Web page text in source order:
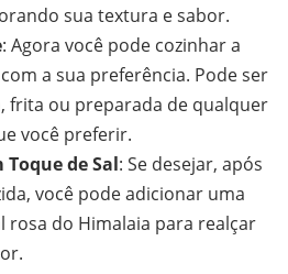
sua textura e sabor.
: Agora você pode cozinhar a
a sua preferência. Pode ser
frita ou preparada de qualquer
você preferir.
de Sal: Se desejar, após
você pode adicionar uma
rosa do Himalaia para realçar